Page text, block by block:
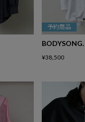
予約商品
BODYSONG.
¥38,500